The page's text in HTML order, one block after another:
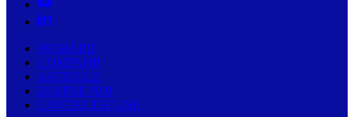
PRIMĂRII
COMPANII
ARTICOLE
DESPRE NOI
CONTACTAȚI-NE